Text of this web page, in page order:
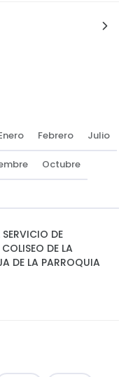
Febrero Julio
Octubre
DE
DE LA
DE LA PARROQUIA